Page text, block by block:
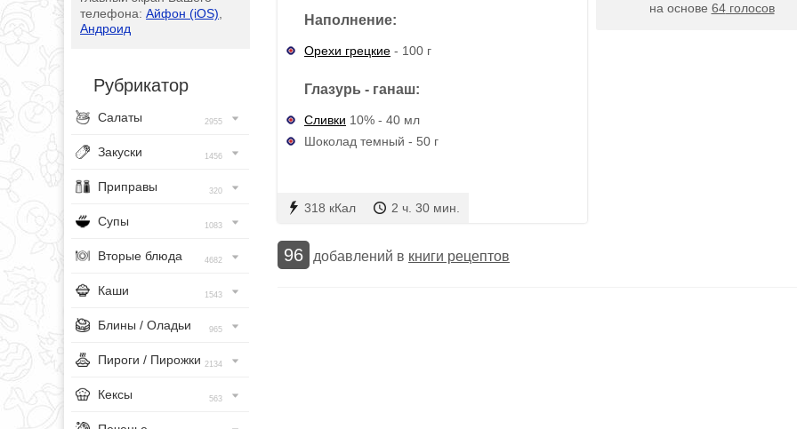
телефона: Айфон (iOS)
Андроид
Рубрикатор
Салаты 2955
Закуски 1456
Приправы 320
Супы 1083
Вторые блюда 4682
Каши 1543
Блины / Оладьи 965
Пироги / Пирожки 2134
Кексы 563
Наполнение:
Орехи грецкие - 100 г
Глазурь - ганаш:
Сливки 10% - 40 мл
Шоколад темный - 50 г
318 кКал 2 ч. 30 мин.
на основе 64голосов
96 добавлений в книги рецептов